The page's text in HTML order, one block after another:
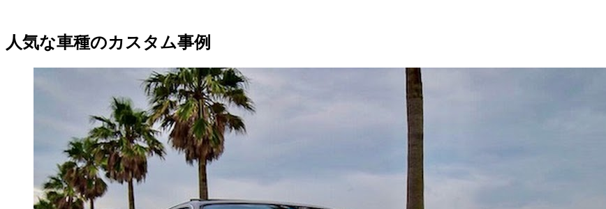
人気な車種のカスタム事例